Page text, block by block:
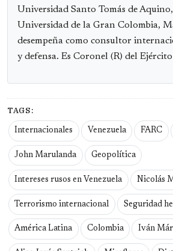
Universidad Santo Tomás de
Universidad de la Gran Colombia,
desempeña como consultor
y defensa. Es Coronel (R) del
TAGS:
Internacionales Venezuela FARC
John Marulanda Geopolítica
Intereses rusos en Venezuela Nicolás
Terrorismo internacional Seguridad
América Latina Colombia Iván